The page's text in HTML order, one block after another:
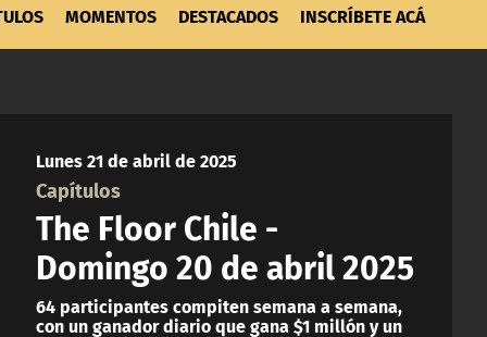
MOMENTOS DESTACADOS INSCRÍBETE ACÁ
Lunes 21 de abril de 2025
Capítulos
The Floor Chile -
Domingo 20 de abril 2025
64 participantes compiten semana a semana,
con un ganador diario que gana $1 millón y un